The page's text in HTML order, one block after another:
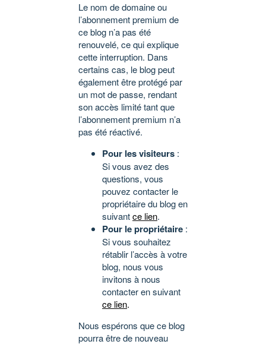
Le nom de domaine ou
l’abonnement premium de
ce blog n’a pas été
renouvelé, ce qui explique
cette interruption. Dans
certains cas, le blog peut
également être protégé par
un mot de passe, rendant
son accès limité tant que
l’abonnement premium n’a
pas été réactivé.
Pour les visiteurs :
Si vous avez des
questions, vous
pouvez contacter le
propriétaire du blog en
suivantce lien.
Pour le propriétaire :
Si vous souhaitez
rétablir l’accès à votre
blog, nous vous
invitons à nous
contacter en suivant
ce lien.
Nous espérons que ce blog
pourra être de nouveau